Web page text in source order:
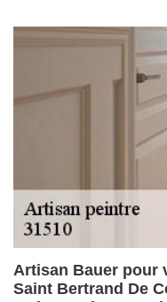
Artisan Bauer pour
Saint Bertrand De